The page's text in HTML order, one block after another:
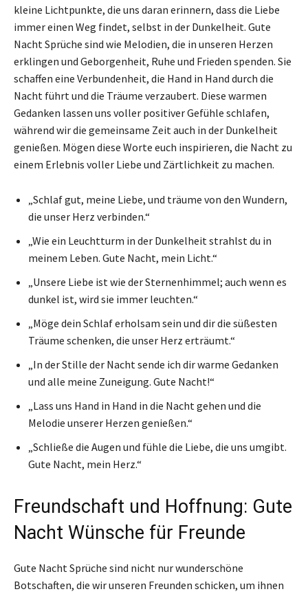
kleine Lichtpunkte, die uns daran erinnern, dass die Liebe
immer einen Weg findet, selbst in der Dunkelheit. Gute
Nacht Sprüche sind wie Melodien, die in unseren Herzen
erklingen und Geborgenheit, Ruhe und Frieden spenden. Sie
schaffen eine Verbundenheit, die Hand in Hand durch die
Nacht führt und die Träume verzaubert. Diese warmen
Gedanken lassen uns voller positiver Gefühle schlafen,
während wir die gemeinsame Zeit auch in der Dunkelheit
genießen. Mögen diese Worte euch inspirieren, die Nacht zu
einem Erlebnis voller Liebe und Zärtlichkeit zu machen.
„Schlaf gut, meine Liebe, und träume von den Wundern,
die unser Herz verbinden.“
„Wie ein Leuchtturm in der Dunkelheit strahlst du in
meinem Leben. Gute Nacht, mein Licht.“
„Unsere Liebe ist wie der Sternenhimmel; auch wenn es
dunkel ist, wird sie immer leuchten.“
„Möge dein Schlaf erholsam sein und dir die süßesten
Träume schenken, die unser Herz erträumt.“
„In der Stille der Nacht sende ich dir warme Gedanken
und alle meine Zuneigung. Gute Nacht!“
„Lass uns Hand in Hand in die Nacht gehen und die
Melodie unserer Herzen genießen.“
„Schließe die Augen und fühle die Liebe, die uns umgibt.
Gute Nacht, mein Herz.“
Freundschaft und Hoffnung: Gute
Nacht Wünsche für Freunde
Gute Nacht Sprüche sind nicht nur wunderschöne
Botschaften, die wir unseren Freunden schicken, um ihnen